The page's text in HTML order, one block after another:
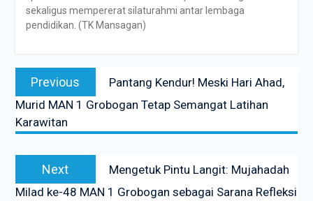
sekaligus mempererat silaturahmi antar lembaga
pendidikan. (TK Mansagan)
Previous
Pantang Kendur! Meski Hari Ahad,
Murid MAN 1 Grobogan Tetap Semangat Latihan
Karawitan
Next
Mengetuk Pintu Langit: Mujahadah
Milad ke-48 MAN 1 Grobogan sebagai Sarana Refleksi